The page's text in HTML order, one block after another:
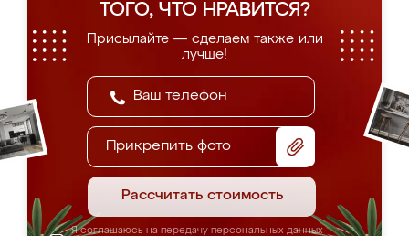
ТОГО, ЧТО НРАВИТСЯ?
Присылайте — сделаем также или
лучше!
Прикрепить фото
Рассчитать стоимость
Я соглашаюсь на передачу персональных данных